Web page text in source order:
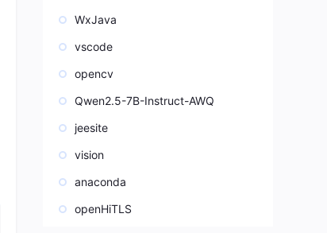
WxJava
vscode
opencv
Qwen2.5-7B-Instruct-AWQ
jeesite
vision
anaconda
openHiTLS